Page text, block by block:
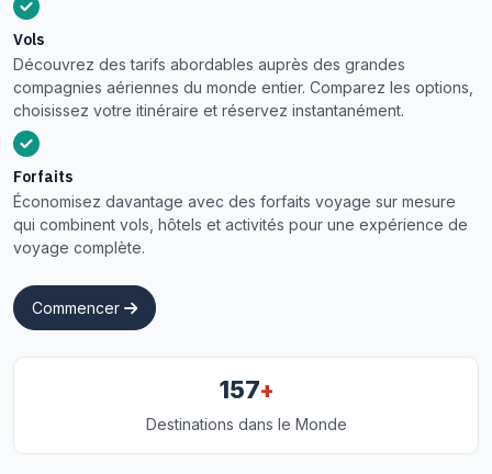
Vols
Découvrez des tarifs abordables auprès des grandes
compagnies aériennes du monde entier. Comparez les options,
choisissez votre itinéraire et réservez instantanément.
Forfaits
Économisez davantage avec des forfaits voyage sur mesure
qui combinent vols, hôtels et activités pour une expérience de
voyage complète.
Commencer
157+
Destinations dans le Monde